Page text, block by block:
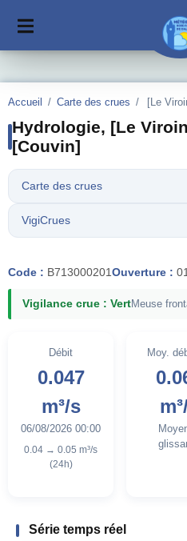
Accueil / Carte des crues / [Le
Hydrologie, [Le
[Couvin]
Carte des crues
VigiCrues
Code : B713000201Ouverture :
Vigilance crue : VertMeuse
Débit
0.047
m³/s
06/08/2026 00:00
0.04 → 0.05 m³/s
(24h)
Moy.
Série temps réel